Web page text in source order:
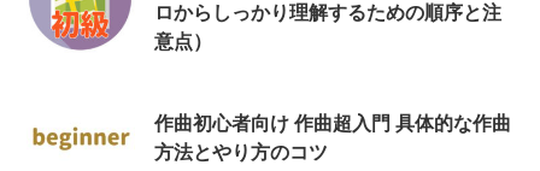
ロからしっかり理解するための順序と注
意点）
作曲初心者向け 作曲超入門 具体的な作曲
方法とやり方のコツ